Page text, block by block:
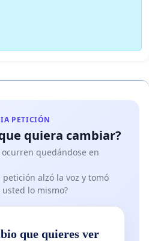
PETICIÓN
quiera cambiar?
ocurren quedándose en
petición alzó la voz y tomó
lo mismo?
que quieres ver